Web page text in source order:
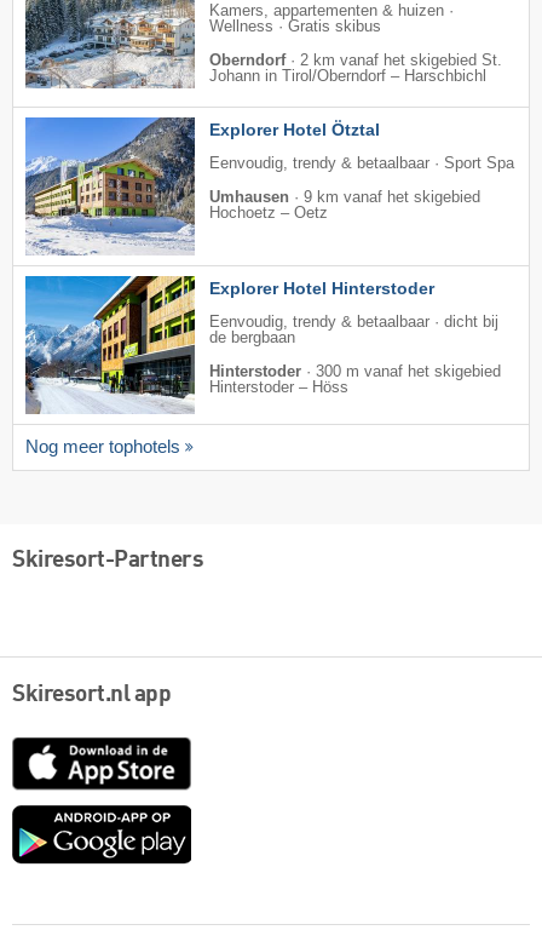
Kamers, appartementen & huizen ·
Wellness · Gratis skibus
Oberndorf · 2 km vanaf het skigebied St.
Johann in Tirol/​Oberndorf – Harschbichl
Explorer Hotel Ötztal
Eenvoudig, trendy & betaalbaar · Sport Spa
Umhausen · 9 km vanaf het skigebied
Hochoetz – Oetz
Explorer Hotel Hinterstoder
Eenvoudig, trendy & betaalbaar · dicht bij
de bergbaan
Hinterstoder · 300 m vanaf het skigebied
Hinterstoder – Höss
Nog meer tophotels
Skiresort-Partners
Skiresort.nl app
App
Google